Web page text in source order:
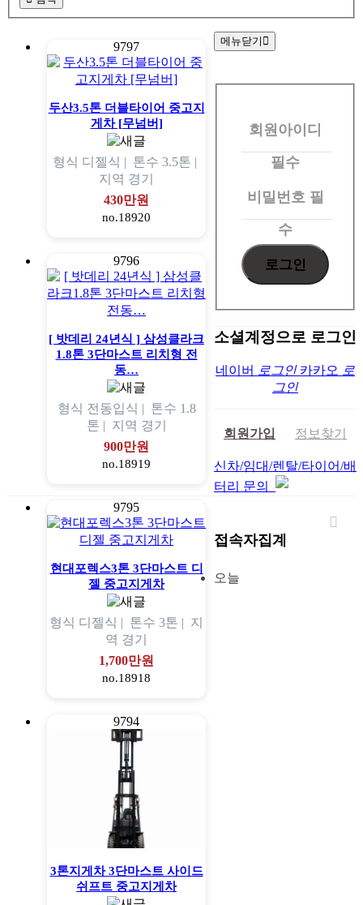
9797
두산3.5톤 더블타이어 중고지
게차 [무넘버]
형식 디젤식 | 톤수 3.5톤 |
지역 경기
430만원
no.18920
9796
[ 밧데리 24년식 ] 삼성클라크
1.8톤 3단마스트 리치형 전
동…
형식 전동입식 | 톤수 1.8
톤 | 지역 경기
900만원
no.18919
9795
현대포렉스3톤 3단마스트 디
젤 중고지게차
형식 디젤식 | 톤수 3톤 | 지
역 경기
1,700만원
no.18918
9794
3톤지게차 3단마스트 사이드
쉬프트 중고지게차
메뉴닫기
회
회원아이디
필수
비밀번호 필
수
소셜계정으로 로그인
네이버 로그인 카카오 로
그인
회원가입 정보찾기
신차/임대/렌탈/타이어/배
터리 문의
접속자집계
오늘